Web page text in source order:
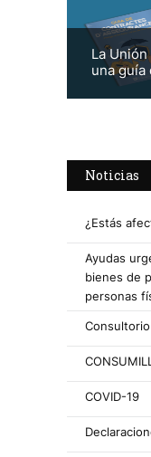
La
una
Noticias
¿Estás
Ayudas
bienes de
personas
Consultorio
COVID-19